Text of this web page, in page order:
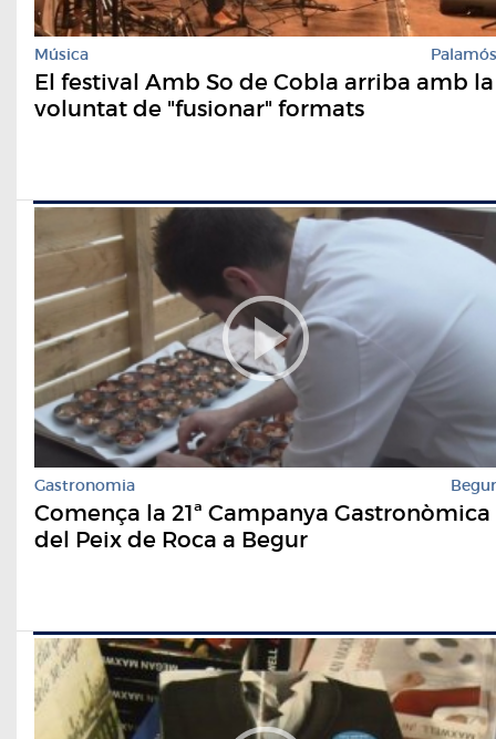
Música Palamós
El festival Amb So de Cobla arriba amb la
voluntat de "fusionar" formats
Gastronomia Begur
Comença la 21ª Campanya Gastronòmica
del Peix de Roca a Begur